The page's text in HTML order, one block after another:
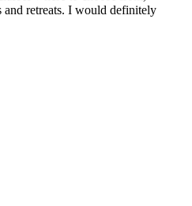
and retreats. I would definitely